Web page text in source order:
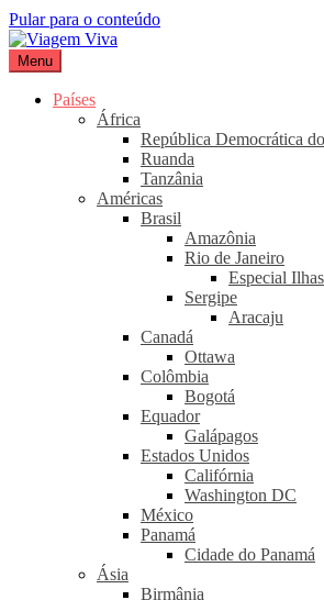
Pular para o conteúdo
Viagem Viva
Seu portal de turismo sustentável
Menu
Países
África
República Democrática
Ruanda
Tanzânia
Américas
Brasil
Amazônia
Rio de Janeiro
Especial
Sergipe
Aracaju
Canadá
Ottawa
Colômbia
Bogotá
Equador
Galápagos
Estados Unidos
Califórnia
Washington DC
México
Panamá
Cidade do Panamá
Ásia
Birmânia